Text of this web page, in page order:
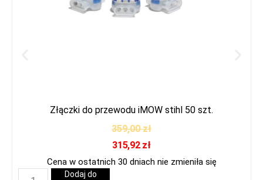
Złączki do przewodu iMOW stihl 50 szt.
359,00zł
315,92 zł
Cena w ostatnich 30 dniach nie zmieniła się
Dodaj do